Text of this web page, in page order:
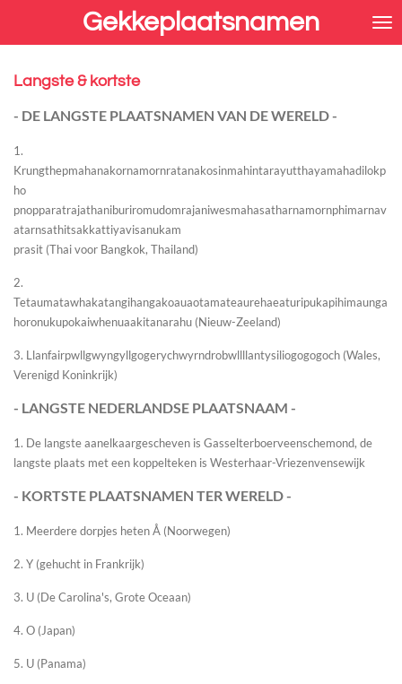
de
Gekkeplaatsnamen
Langste & kortste
- DE LANGSTE PLAATSNAMEN VAN DE WERELD -
1.
Krungthepmahanakornamornratanakosinmahintarayutthayamahadilokp
ho
pnopparatrajathaniburiromudomrajaniwesmahasatharnamornphimarnav
atarnsathitsakkattiyavisanukam
prasit (Thai voor Bangkok, Thailand)
2.
Tetaumatawhakatangihangakoauaotamateaurehaeaturipukapihimaunga
horonukupokaiwhenuaakitanarahu (Nieuw-Zeeland)
3. Llanfairpwllgwyngyllgogerychwyrndrobwllllantysiliogogogoch (Wales,
Verenigd Koninkrijk)
- LANGSTE NEDERLANDSE PLAATSNAAM -
1. De langste aanelkaargescheven is Gasselterboerveenschemond, de
langste plaats met een koppelteken is Westerhaar-Vriezenvensewijk
- KORTSTE PLAATSNAMEN TER WERELD -
1. Meerdere dorpjes heten Å (Noorwegen)
2. Y (gehucht in Frankrijk)
3. U (De Carolina's, Grote Oceaan)
4. O (Japan)
5. U (Panama)